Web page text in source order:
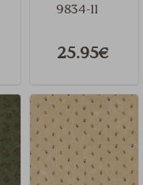
9834-11
25.95€